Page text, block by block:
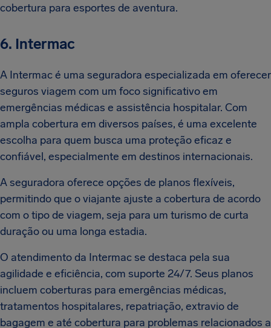
cobertura para esportes de aventura.
6. Intermac
A Intermac é uma seguradora especializada em oferecer
seguros viagem com um foco significativo em
emergências médicas e assistência hospitalar. Com
ampla cobertura em diversos países, é uma excelente
escolha para quem busca uma proteção eficaz e
confiável, especialmente em destinos internacionais.
A seguradora oferece opções de planos flexíveis,
permitindo que o viajante ajuste a cobertura de acordo
com o tipo de viagem, seja para um turismo de curta
duração ou uma longa estadia.
O atendimento da Intermac se destaca pela sua
agilidade e eficiência, com suporte 24/7. Seus planos
incluem coberturas para emergências médicas,
tratamentos hospitalares, repatriação, extravio de
bagagem e até cobertura para problemas relacionados a